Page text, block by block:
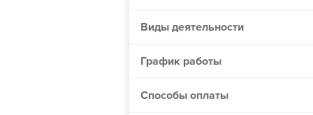
Борисполь
Виды деятельности
График работы
Способы оплаты